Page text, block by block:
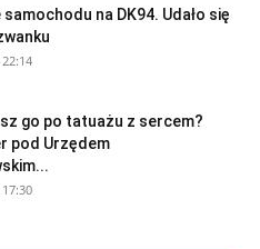
na DK94. Udało się
go po tatuażu z sercem?
pod Urzędem